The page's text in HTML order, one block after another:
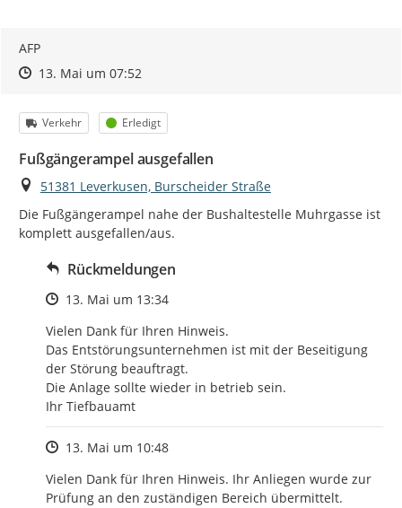
AFP
Zeitpunkt des Erstellens
Zeitpunkt des Erstellens
13. Mai um 07:52Zur Äußerung
Kategorie
Verkehr Status
Erledigt
Fußgängerampel ausgefallen
Ort
51381 Leverkusen, Burscheider Straße
Die Fußgängerampel nahe der Bushaltestelle Muhrgasse ist
komplett ausgefallen/aus.
Rückmeldungen
Zeitpunkt des Erstellens
13. Mai um 13:34
Vielen Dank für Ihren Hinweis.
Das Entstörungsunternehmen ist mit der Beseitigung
der Störung beauftragt.
Die Anlage sollte wieder in betrieb sein.
Ihr Tiefbauamt
Zeitpunkt des Erstellens
13. Mai um 10:48
Vielen Dank für Ihren Hinweis. Ihr Anliegen wurde zur
Prüfung an den zuständigen Bereich übermittelt.